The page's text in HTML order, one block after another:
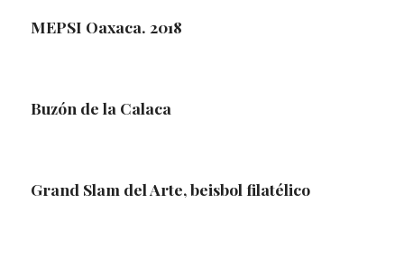
MEPSI Oaxaca. 2018
Buzón de la Calaca
Grand Slam del Arte, beisbol filatélico